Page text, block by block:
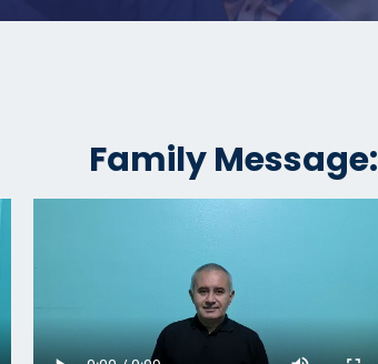
Family Message: